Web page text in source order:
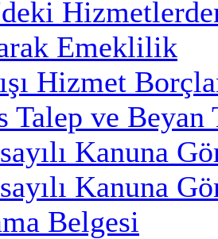
Emeklilik
Hizmet
Talep ve Beyan
Kanuna
Kanuna
Belgesi